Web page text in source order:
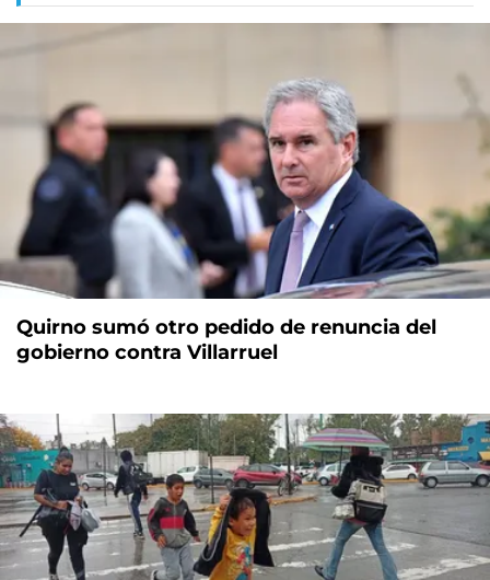
Quirno sumó otro pedido de renuncia del
gobierno contra Villarruel